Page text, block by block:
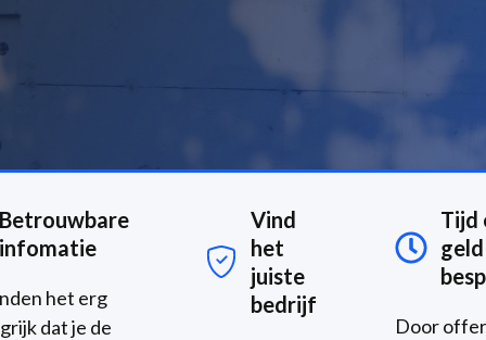
het erg
dat je de
Vind
het
juiste
bedrijf
Tijd
geld
Door